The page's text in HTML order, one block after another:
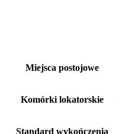
Miejsca postojowe
Komórki lokatorskie
Standard wykończenia